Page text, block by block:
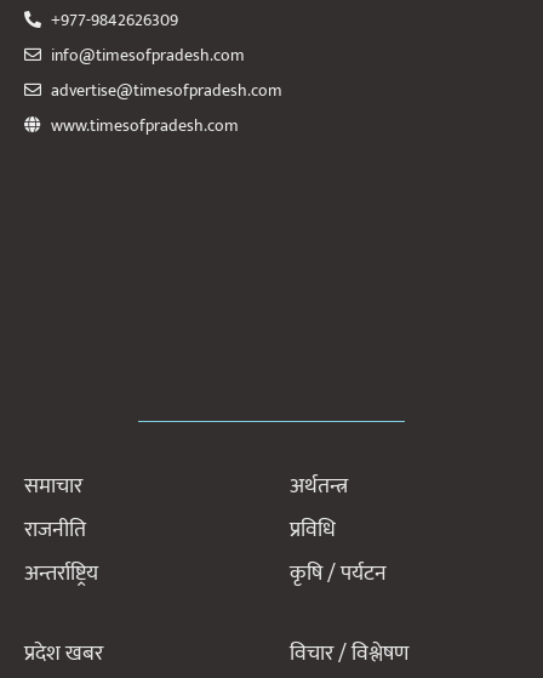
+977-9842626309
info@timesofpradesh.com
advertise@timesofpradesh.com
www.timesofpradesh.com
समाचार
राजनीति
अन्तर्राष्ट्रिय
अर्थतन्त्र
प्रविधि
कृषि / पर्यटन
प्रदेश खबर विचार / विश्लेषण